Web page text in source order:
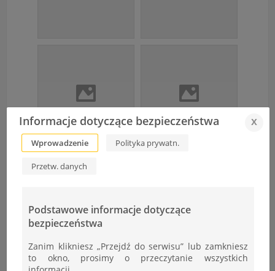
Informacje dotyczące bezpieczeństwa x
Wprowadzenie Polityka prywatn.
Przetw. danych
Podstawowe informacje dotyczące
bezpieczeństwa
Zanim klikniesz „Przejdź do serwisu” lub zamkniesz
to okno, prosimy o przeczytanie wszystkich